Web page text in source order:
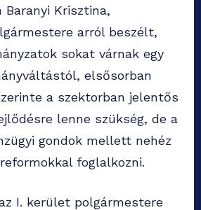
Baranyi Krisztina,
arról beszélt,
sokat várnak egy
elsősorban
a szektorban jelentős
lenne szükség, de a
gondok mellett nehéz
foglalkozni.
I. kerület polgármestere